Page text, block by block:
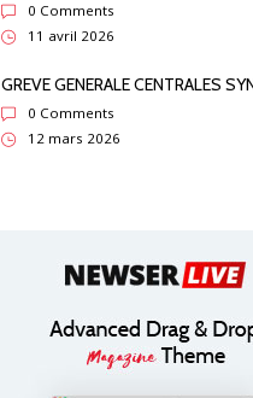
0 Comments
11 avril 2026
GREVE GENERALE CENTRALES
0 Comments
12 mars 2026